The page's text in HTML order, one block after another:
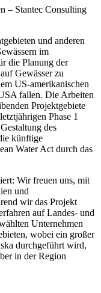
– Stantec Consulting
und anderen
im
die Planung der
Gewässer zu
US-amerikanischen
fallen. Die Arbeiten
Projektgebiete
Phase 1
des
künftige
Water Act durch das
Wir freuen uns, mit
und
wir das Projekt
auf Landes- und
Unternehmen
wobei ein großer
durchgeführt wird,
in der Region